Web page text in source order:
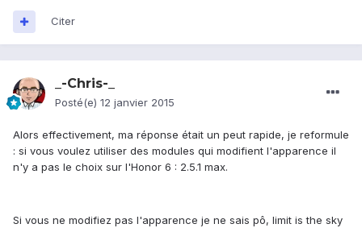
Citer
_-Chris-_
Posté(e) 12 janvier 2015
Alors effectivement, ma réponse était un peut rapide, je reformule
: si vous voulez utiliser des modules qui modifient l'apparence il
n'y a pas le choix sur l'Honor 6 : 2.5.1 max.
Si vous ne modifiez pas l'apparence je ne sais pô, limit is the sky